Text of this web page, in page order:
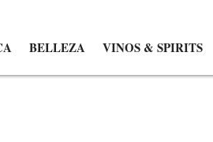
BELLEZA VINOS & SPIRITS